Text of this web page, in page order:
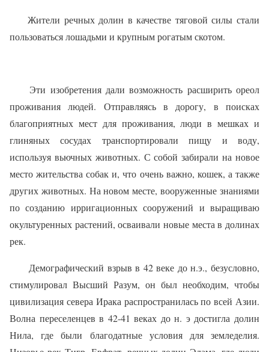
Жители речных долин в качестве тяговой силы стали
пользоваться лошадьми и крупным рогатым скотом.
Эти изобретения дали возможность расширить ореол
проживания людей. Отправляясь в дорогу, в поисках
благоприятных мест для проживания, люди в мешках и
глиняных сосудах транспортировали пищу и воду,
используя вьючных животных. С собой забирали на новое
место жительства собак и, что очень важно, кошек, а также
других животных. На новом месте, вооруженные знаниями
по созданию ирригационных сооружений и выращиваю
окультуренных растений, осваивали новые места в долинах
рек.
Демографический взрыв в 42 веке до н.э., безусловно,
стимулировал Высший Разум, он был необходим, чтобы
цивилизация севера Ирака распространилась по всей Азии.
Волна переселенцев в 42-41 веках до н. э достигла долин
Нила, где были благодатные условия для земледелия.